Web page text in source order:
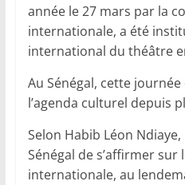
année le 27 mars par la
internationale, a été
international du théâtre
Au Sénégal, cette
l’agenda culturel depuis
Selon Habib Léon
Sénégal de s’affirmer sur
internationale, au